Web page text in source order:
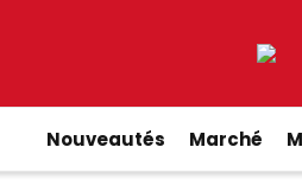
Nouveautés Marché